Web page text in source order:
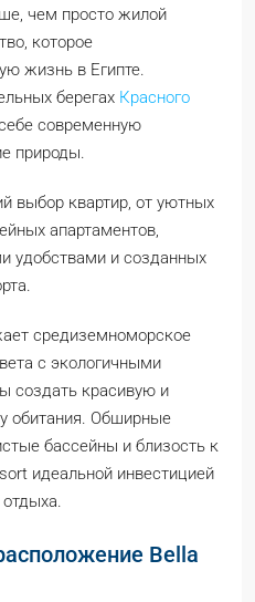
чем просто жилой
которое
жизнь в Египте.
берегах Красного
себе современную
природы.
выбор квартир, от уютных
апартаментов,
удобствами и созданных
средиземноморское
с экологичными
создать красивую и
обитания. Обширные
бассейны и близость к
идеальной инвестицией
Bella